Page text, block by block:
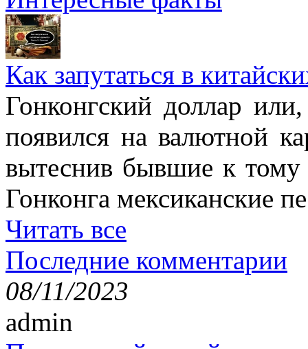
Как запутаться в
Гонконгский доллар
появился на валютной
вытеснив бывшие к тому
Гонконга мексиканские
Читать все
Последние комментарии
08/11/2023
admin